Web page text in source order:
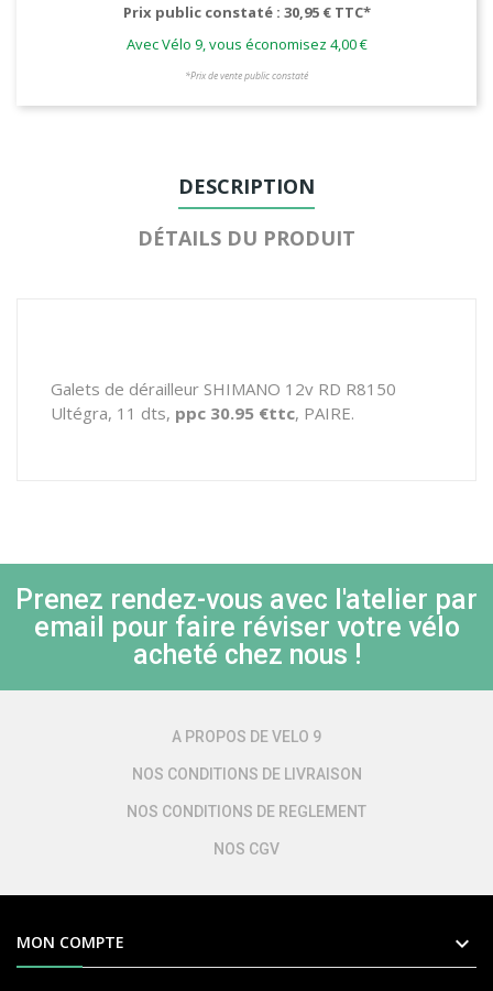
Prix public constaté : 30,95 € TTC*
Avec Vélo 9, vous économisez 4,00 €
*Prix de vente public constaté
DESCRIPTION
DÉTAILS DU PRODUIT
Galets de dérailleur SHIMANO 12v RD R8150
Ultégra, 11 dts, ppc 30.95 €ttc, PAIRE.
Prenez rendez-vous avec l'atelier par
email pour faire réviser votre vélo
acheté chez nous !
A PROPOS DE VELO 9
NOS CONDITIONS DE LIVRAISON
NOS CONDITIONS DE REGLEMENT
NOS CGV
MON COMPTE 